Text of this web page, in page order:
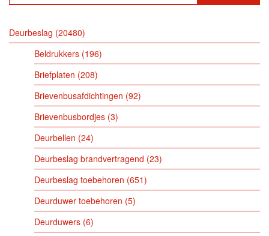
Deurbeslag 20480
Beldrukkers 196
Briefplaten 208
Brievenbusafdichtingen 92
Brievenbusbordjes 3
Deurbellen 24
Deurbeslag brandvertragend 23
Deurbeslag toebehoren 651
Deurduwer toebehoren 5
Deurduwers 6